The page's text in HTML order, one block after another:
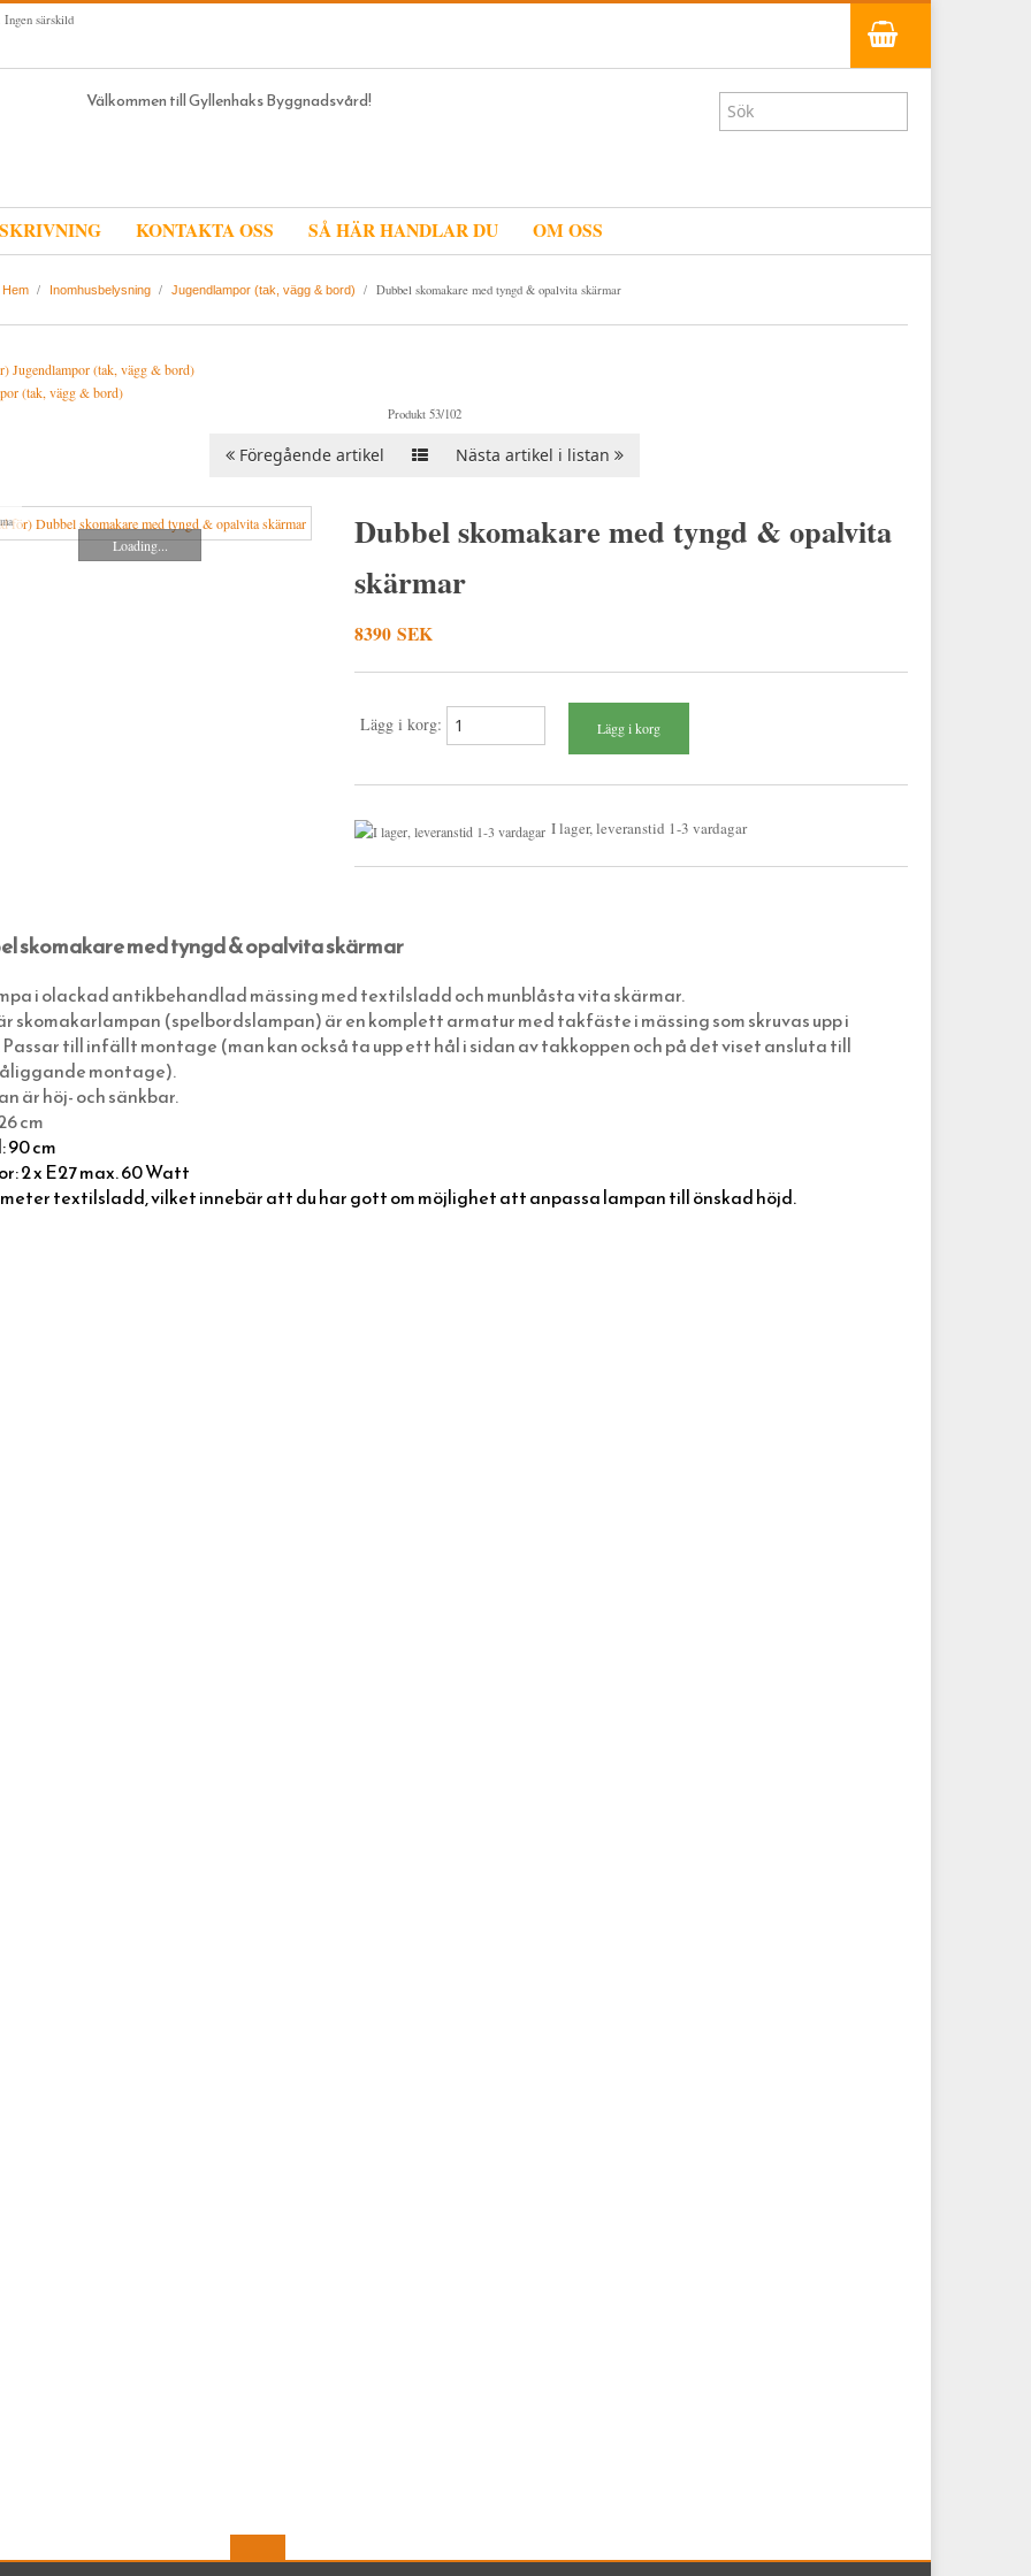
Ingen särskild
Välkommen till Gyllenhaks Byggnadsvård!
KONTAKTA OSS SÅ HÄR HANDLAR DU OM OSS
Hem / Inomhusbelysning / Jugendlampor (tak, vägg & bord) / Dubbel skomakare med tyngd & opalvita skärmar
(tak, vägg & bord)
Produkt 53/102
Föregående artikel Nästa artikel i listan
Loading...
Dubbel skomakare med tyngd & opalvita
skärmar
8390 SEK
Lägg i korg:
I lager, leveranstid 1-3 vardagar
skomakare med tyngd & opalvita skärmar
i olackad antikbehandlad mässing med textilsladd och munblåsta vita skärmar.
skomakarlampan (spelbordslampan) är en komplett armatur med takfäste i mässing som skruvas upp i
till infällt montage (man kan också ta upp ett hål i sidan av takkoppen och på det viset ansluta till
montage).
är höj- och sänkbar.
cm
90 cm
2 x E27 max. 60 Watt
meter textilsladd, vilket innebär att du har gott om möjlighet att anpassa lampan till önskad höjd.